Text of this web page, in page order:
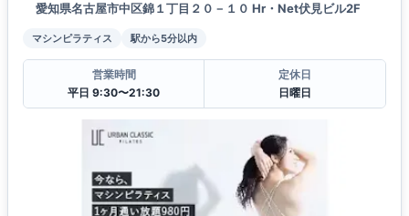
愛知県名古屋市中区錦１丁目２０－１０ Hr・Net伏見ビル2F
マシンピラティス 駅から5分以内
営業時間
平日 9:30〜21:30
定休日
日曜日